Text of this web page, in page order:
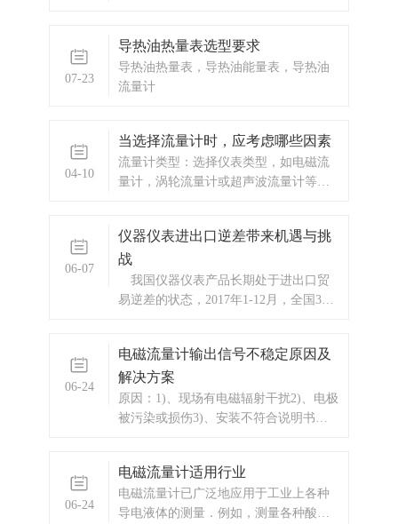
07-23
导热油热量表选型要求
导热油热量表，导热油能量表，导热油
流量计
04-10
当选择流量计时，应考虑哪些因素
流量计类型：选择仪表类型，如电磁流
量计，涡轮流量计或超声波流量计等，
06-07
仪器仪表进出口逆差带来机遇与挑
战
我国仪器仪表产品长期处于进出口贸
易逆差的状态，2017年1-12月，全国31
国31个省市仪器仪表行业累计出口总额
为438.71亿美元，增幅27.15%。2018年
我国进口
06-24
电磁流量计输出信号不稳定原因及
解决方案
原因：1)、现场有电磁辐射干扰2)、电极
被污染或损伤3)、安装不符合说明书规
上下阀门有扰动6)、液体中夹带气泡或
大颗粒7)、管道有泄漏8)、管道有强烈运
动9)、工艺生产出现液体波
06-24
电磁流量计适用行业
电磁流量计已广泛地应用于工业上各种
导电液体的测量．例如，测量各种酸、